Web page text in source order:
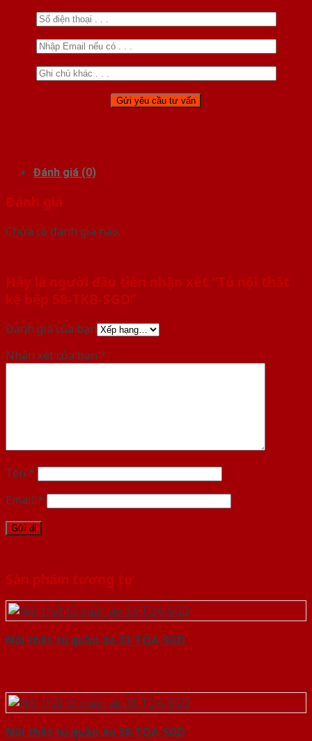
Đánh giá (0)
Đánh giá
Chưa có đánh giá nào.
Hãy là người đầu tiên nhận xét “Tủ nội thất
kệ bếp 58-TKB-SGD”
Đánh giá của bạn
Nhận xét của bạn *
Tên *
Email *
Sản phẩm tương tự
Nội thất tủ quần áo 33-TQA-SGD
Nội thất tủ quần áo 38-TQA-SGD